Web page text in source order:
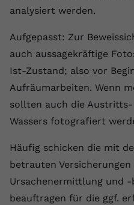
analysiert werden.
Aufgepasst: Zur
auch aussagekräftige
Ist-Zustand; also vor
Aufräumarbeiten. Wenn
sollten auch die
Wassers fotografiert
Häufig schicken die mit
betrauten
Ursachenermittlung und -
beauftragen für die ggf.
Name
Anbieter
Zweck
Dieser von
Daten
Videos von
gesehen hat.